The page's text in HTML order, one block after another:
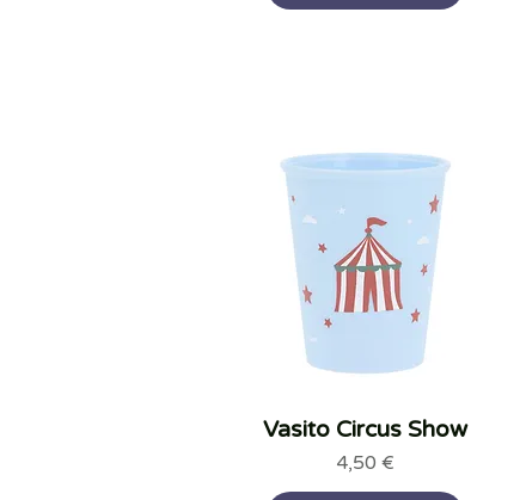
Vista rápida
Vasito Circus Show
Precio
4,50 €